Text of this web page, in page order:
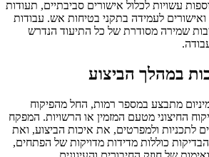
עשויות לכלול אישורים סביבתיים, תעודות
ואישורים לעמידה בתקני בטיחות אש. עבודות
שמירה מסודרת של כל התיעוד הנדרש
במהלך הביצוע
מתבצע במספר רמות, החל מהפיקוח
החיצוני מטעם המזמין או הרשויות. המפקח
לתכניות ולמפרטים, את איכות הביצוע, ואת
כוללות מדידות מדויקות של הפתחים,